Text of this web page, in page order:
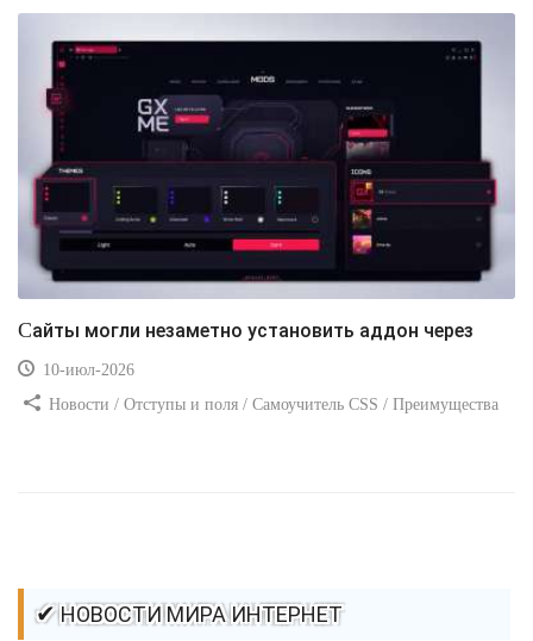
Сайты могли незаметно установить аддон через
10-июл-2026
Новости / Отступы и поля / Самоучитель CSS / Преимущества
✔ НОВОСТИ МИРА ИНТЕРНЕТ